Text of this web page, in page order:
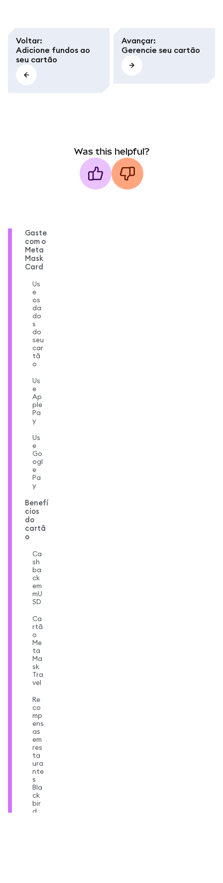
Voltar:
Adicione fundos ao
seu cartão
Avançar:
Gerencie seu cartão
Was this helpful?
Gaste
com o
Meta
Mask
Card
Us
e
os
da
do
s
do
seu
car
tã
o
Us
e
Ap
ple
Pa
y
Us
e
Go
ogl
e
Pa
y
Benefí
cios
do
cartã
o
Ca
sh
ba
ck
em
mU
SD
Ca
rtã
o
Me
ta
Ma
sk
Tra
vel
Re
co
mp
ens
as
em
res
ta
ura
nte
s
Bla
ck
bir
d